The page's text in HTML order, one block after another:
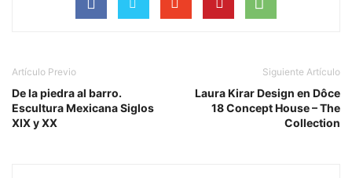
Artículo Previo
De la piedra al barro.
Escultura Mexicana Siglos
XIX y XX
Siguiente Artículo
Laura Kirar Design en Dôce
18 Concept House – The
Collection